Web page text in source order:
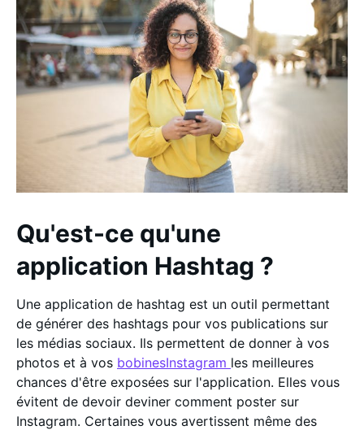
Qu'est-ce qu'une
application Hashtag ?
Une application de hashtag est un outil permettant
de générer des hashtags pour vos publications sur
les médias sociaux. Ils permettent de donner à vos
photos et à vos bobinesInstagram les meilleures
chances d'être exposées sur l'application. Elles vous
évitent de devoir deviner comment poster sur
Instagram. Certaines vous avertissent même des